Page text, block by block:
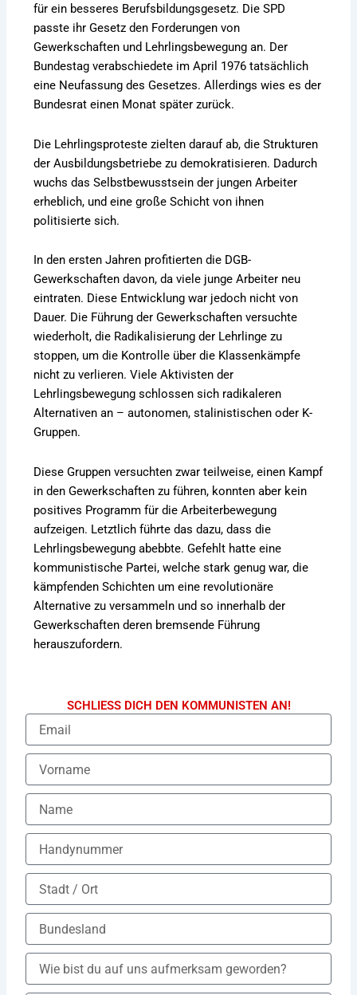
für ein besseres Berufsbildungsgesetz. Die SPD
passte ihr Gesetz den Forderungen von
Gewerkschaften und Lehrlingsbewegung an. Der
Bundestag verabschiedete im April 1976 tatsächlich
eine Neufassung des Gesetzes. Allerdings wies es der
Bundesrat einen Monat später zurück.
Die Lehrlingsproteste zielten darauf ab, die Strukturen
der Ausbildungsbetriebe zu demokratisieren. Dadurch
wuchs das Selbstbewusstsein der jungen Arbeiter
erheblich, und eine große Schicht von ihnen
politisierte sich.
In den ersten Jahren profitierten die DGB-
Gewerkschaften davon, da viele junge Arbeiter neu
eintraten. Diese Entwicklung war jedoch nicht von
Dauer. Die Führung der Gewerkschaften versuchte
wiederholt, die Radikalisierung der Lehrlinge zu
stoppen, um die Kontrolle über die Klassenkämpfe
nicht zu verlieren. Viele Aktivisten der
Lehrlingsbewegung schlossen sich radikaleren
Alternativen an – autonomen, stalinistischen oder K-
Gruppen.
Diese Gruppen versuchten zwar teilweise, einen Kampf
in den Gewerkschaften zu führen, konnten aber kein
positives Programm für die Arbeiterbewegung
aufzeigen. Letztlich führte das dazu, dass die
Lehrlingsbewegung abebbte. Gefehlt hatte eine
kommunistische Partei, welche stark genug war, die
kämpfenden Schichten um eine revolutionäre
Alternative zu versammeln und so innerhalb der
Gewerkschaften deren bremsende Führung
herauszufordern.
SCHLIESS DICH DEN KOMMUNISTEN AN!